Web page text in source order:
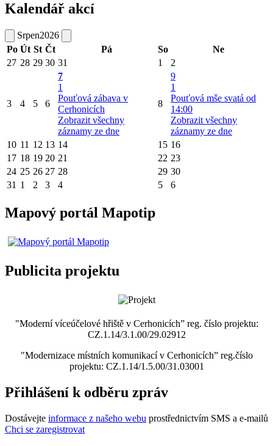
Kalendář akcí
Srpen2026
Po Út St Čt Pá So
Ne
27 28 29 30 31 1 2
3 4 5 6
7
1
Pouťová zábava v
Cerhonicích
Zobrazit všechny
záznamy ze dne
8
9
1
Pouťová mše svatá od
14:00
Zobrazit všechny
záznamy ze dne
10 11 12 13 14 15 16
17 18 19 20 21 22 23
24 25 26 27 28 29 30
31 1 2 3 4 5 6
Mapový portál Mapotip
Publicita projektu
"Moderní víceúčelové hřiště v Cerhonicích” reg. číslo projektu:
CZ.1.14/3.1.00/29.02912
"Modernizace místních komunikací v Cerhonicích” reg.číslo
projektu: CZ.1.14/1.5.00/31.03001
Přihlášení k odběru zpráv
Dostávejte informace z našeho webu prostřednictvím SMS a e-mailů
Chci se zaregistrovat